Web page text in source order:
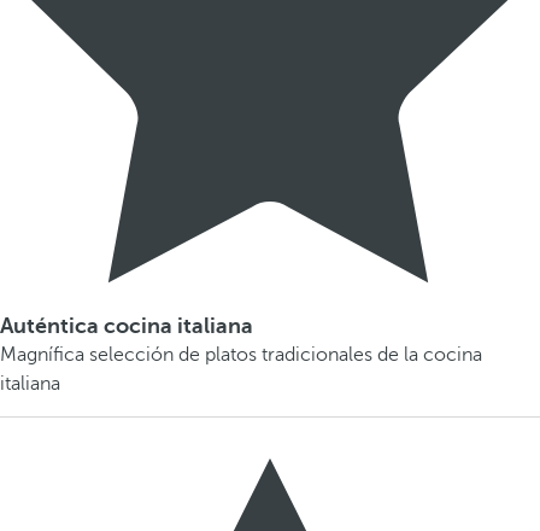
Auténtica cocina italiana
Magnífica selección de platos tradicionales de la cocina
italiana